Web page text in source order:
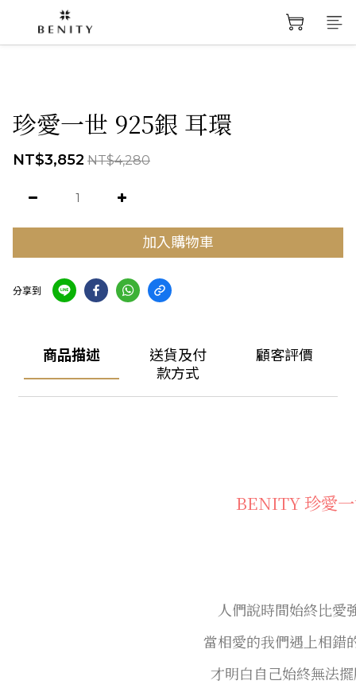
珍愛一世 925銀 耳環
NT$3,852 NT$4,280
加入購物車
分享到
商品描述
送貨及付
款方式
顧客評價
BENITY珍愛
人們說時間始終比愛
當相愛的我們遇上相錯
才明白自己始終無法